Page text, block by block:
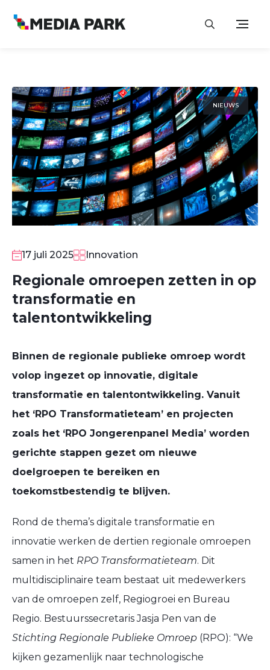
NIEUWS
17 juli 2025 Innovation
Regionale omroepen zetten in op
transformatie en
talentontwikkeling
Binnen de regionale publieke omroep wordt
volop ingezet op innovatie, digitale
transformatie en talentontwikkeling. Vanuit
het ‘RPO Transformatieteam’ en projecten
zoals het ‘RPO Jongerenpanel Media’ worden
gerichte stappen gezet om nieuwe
doelgroepen te bereiken en
toekomstbestendig te blijven.
Rond de thema’s digitale transformatie en
innovatie werken de dertien regionale omroepen
samen in het RPO Transformatieteam. Dit
multidisciplinaire team bestaat uit medewerkers
van de omroepen zelf, Regiogroei en Bureau
Regio. Bestuurssecretaris Jasja Pen van de
Stichting Regionale Publieke Omroep (RPO): “We
kijken gezamenlijk naar technologische